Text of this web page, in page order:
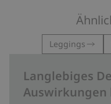
Leggings
Langlebiges